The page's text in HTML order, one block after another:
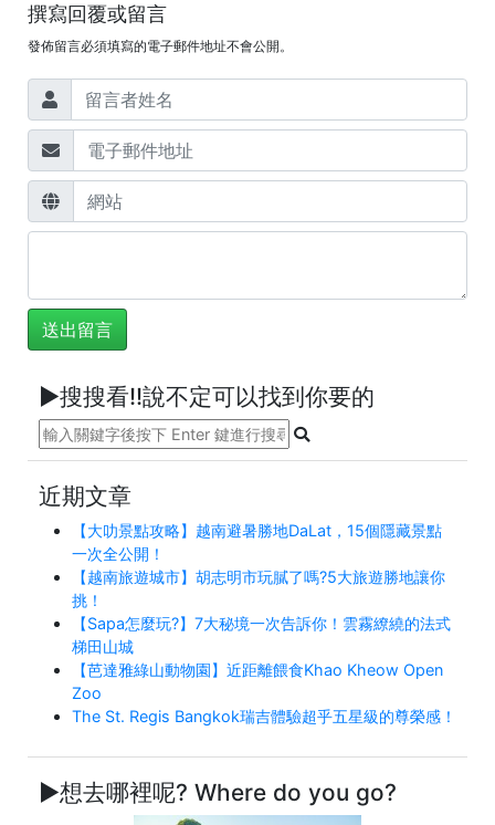
撰寫回覆或留言
發佈留言必須填寫的電子郵件地址不會公開。
►搜搜看!!說不定可以找到你要的
近期文章
【大叻景點攻略】越南避暑勝地DaLat，15個隱藏景點
一次全公開！
【越南旅遊城市】胡志明市玩膩了嗎?5大旅遊勝地讓你
挑！
【Sapa怎麼玩?】7大秘境一次告訴你！雲霧繚繞的法式
梯田山城
【芭達雅綠山動物園】近距離餵食Khao Kheow Open
Zoo
The St. Regis Bangkok瑞吉體驗超乎五星級的尊榮感！
►想去哪裡呢? Where do you go?